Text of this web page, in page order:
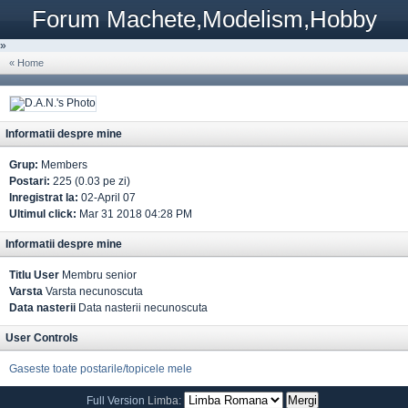
Forum Machete,Modelism,Hobby
»
« Home
Informatii despre mine
Grup: Members
Postari: 225 (0.03 pe zi)
Inregistrat la: 02-April 07
Ultimul click: Mar 31 2018 04:28 PM
Informatii despre mine
Titlu User Membru senior
Varsta Varsta necunoscuta
Data nasterii Data nasterii necunoscuta
User Controls
Gaseste toate postarile/topicele mele
Full Version Limba: